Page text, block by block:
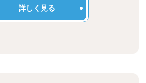
詳しく見る